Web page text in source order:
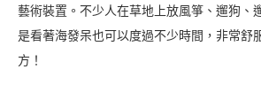
藝術裝置。不少人在草地上放風箏、遛狗、
是看著海發呆也可以度過不少時間，非常舒
方！